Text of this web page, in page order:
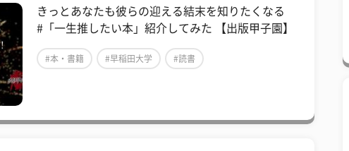
きっとあなたも彼らの迎える結末を知りたくなる
#「一生推したい本」紹介してみた 【出版甲子園】
#本・書籍 #早稲田大学 #読書